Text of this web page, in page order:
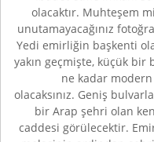
olacaktır. Muhteşem
unutamayacağınız
Yedi emirliğin başkenti
yakın geçmişte, küçük bir
ne kadar
olacaksınız. Geniş
bir Arap şehri olan
caddesi görülecektir.